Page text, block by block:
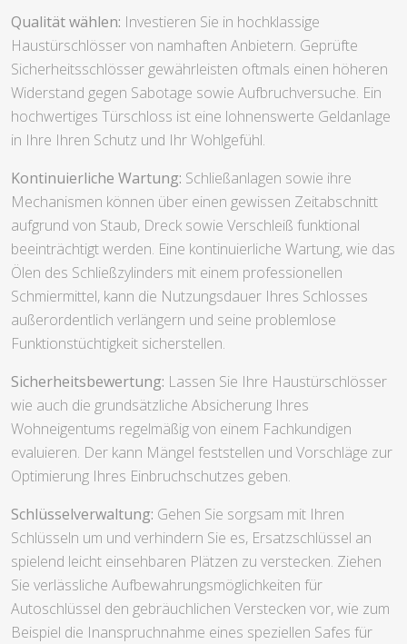
Qualität wählen: Investieren Sie in hochklassige
Haustürschlösser von namhaften Anbietern. Geprüfte
Sicherheitsschlösser gewährleisten oftmals einen höheren
Widerstand gegen Sabotage sowie Aufbruchversuche. Ein
hochwertiges Türschloss ist eine lohnenswerte Geldanlage
in Ihre Ihren Schutz und Ihr Wohlgefühl.
Kontinuierliche Wartung: Schließanlagen sowie ihre
Mechanismen können über einen gewissen Zeitabschnitt
aufgrund von Staub, Dreck sowie Verschleiß funktional
beeinträchtigt werden. Eine kontinuierliche Wartung, wie das
Ölen des Schließzylinders mit einem professionellen
Schmiermittel, kann die Nutzungsdauer Ihres Schlosses
außerordentlich verlängern und seine problemlose
Funktionstüchtigkeit sicherstellen.
Sicherheitsbewertung: Lassen Sie Ihre Haustürschlösser
wie auch die grundsätzliche Absicherung Ihres
Wohneigentums regelmäßig von einem Fachkundigen
evaluieren. Der kann Mängel feststellen und Vorschläge zur
Optimierung Ihres Einbruchschutzes geben.
Schlüsselverwaltung: Gehen Sie sorgsam mit Ihren
Schlüsseln um und verhindern Sie es, Ersatzschlüssel an
spielend leicht einsehbaren Plätzen zu verstecken. Ziehen
Sie verlässliche Aufbewahrungsmöglichkeiten für
Autoschlüssel den gebräuchlichen Verstecken vor, wie zum
Beispiel die Inanspruchnahme eines speziellen Safes für